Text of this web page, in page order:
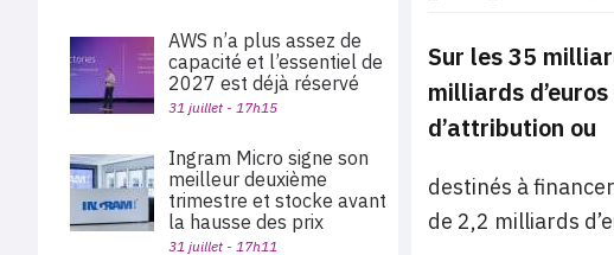
Sur les 35
milliards
d’attribution ou
destinés à
de 2,2 milliards
AWS n’a plus assez de
capacité et l’essentiel de
2027 est déjà réservé
31 juillet - 17h15
Ingram Micro signe son
meilleur deuxième
trimestre et stocke avant
la hausse des prix
31 juillet - 17h11